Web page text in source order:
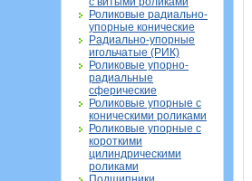
Роликовые радиально-
упорные конические
Радиально-упорные
игольчатые (РИК)
Роликовые упорно-
радиальные
сферические
Роликовые упорные с
коническими роликами
Роликовые упорные с
короткими
цилиндрическими
роликами